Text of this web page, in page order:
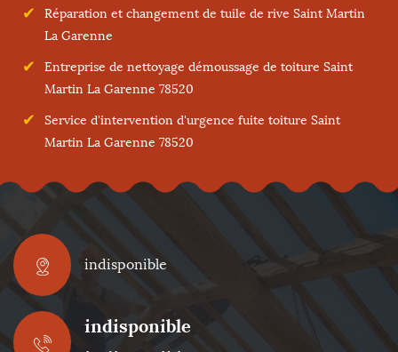
Réparation et changement de tuile de rive Saint Martin
La Garenne
Entreprise de nettoyage démoussage de toiture Saint
Martin La Garenne 78520
Service d'intervention d'urgence fuite toiture Saint
Martin La Garenne 78520
indisponible
indisponible